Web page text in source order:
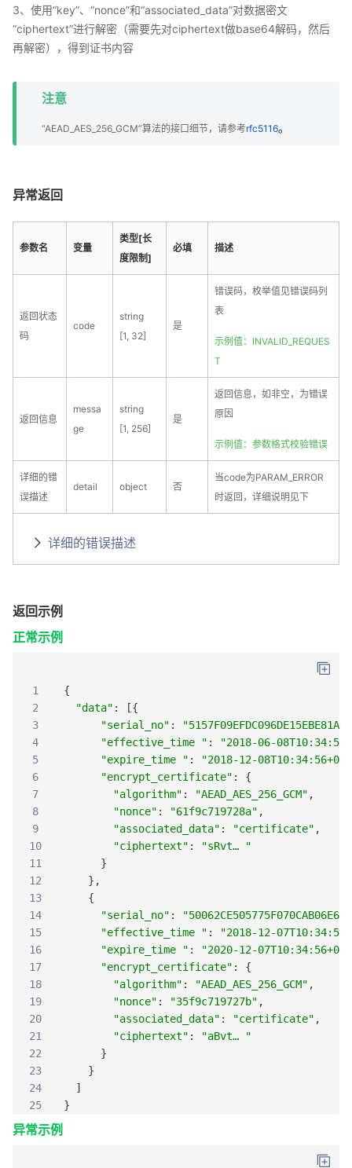
3、使用“key”、“nonce”和“associated_data”对数据密文
“ciphertext”进行解密（需要先对ciphertext做base64解码，然后
再解密），得到证书内容
注意
“AEAD_AES_256_GCM”算法的接口细节，请参考rfc5116。
异常返回
参数名 变量
类型[长
度限制]
必填 描述
返回状态
码
code
string
[1, 32]
是
错误码，枚举值见错误码列
表
示例值：INVALID_REQUES
T
返回信息
messa
ge
string
[1, 256]
是
返回信息，如非空，为错误
原因
示例值：参数格式校验错误
详细的错
误描述
detail object 否
当code为PARAM_ERROR
时返回，详细说明见下
详细的错误描述
返回示例
正常示例
1
{
2
"data" : [{
3
"serial_no" :
4
"effective_time " :
"2018-06-
5
"expire_time " :
"2018-12-
6
"encrypt_certificate" :
{
7
"algorithm" : "AEAD_AES_256_GCM" ,
8
"nonce" : "61f9c719728a" ,
9
"associated_data" : "certificate" ,
10
"ciphertext" :
"sRvt… "
11
}
12
} ,
13
{
14
"serial_no" :
15
"effective_time " :
"2018-12-
16
"expire_time " :
"2020-12-
17
"encrypt_certificate" :
{
18
"algorithm" : "AEAD_AES_256_GCM" ,
19
"nonce" : "35f9c719727b" ,
20
"associated_data" : "certificate" ,
21
"ciphertext" :
"aBvt… "
22
}
23
}
24
]
25
}
异常示例